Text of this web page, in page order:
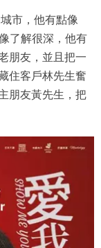
市，他有點像
了解很深，他有
朋友，並且把一
住客戶林先生奮
朋友黃先生，把